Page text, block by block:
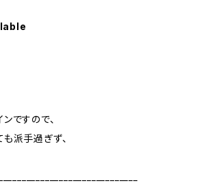
ですので、
派手過ぎず、